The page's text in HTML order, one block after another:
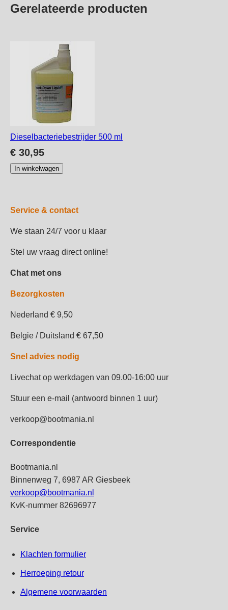
Press
Gerelateerde producten
Dieselbacteriebestrijder 500 ml
€ 30,95
In winkelwagen
Service & contact
We staan 24/7 voor u klaar
Stel uw vraag direct online!
Chat met ons
Bezorgkosten
Nederland € 9,50
Belgie / Duitsland € 67,50
Snel advies nodig
Livechat op werkdagen van 09.00-16:00 uur
Stuur een e-mail (antwoord binnen 1 uur)
verkoop@bootmania.nl
Correspondentie
Bootmania.nl
Binnenweg 7, 6987 AR Giesbeek
verkoop@bootmania.nl
KvK-nummer 82696977
Service
Klachten formulier
Herroeping retour
Algemene voorwaarden